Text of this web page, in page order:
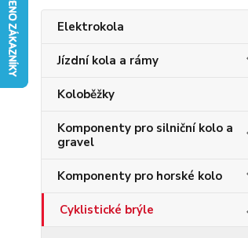
Elektrokola
Jízdní kola a rámy
Koloběžky
Komponenty pro silniční kolo a
gravel
Komponenty pro horské kolo
Cyklistické brýle